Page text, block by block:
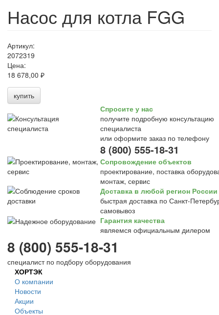
Насос для котла FGG
Артикул:
2072319
Цена:
18 678,00 ₽
купить
Спросите у нас
получите подробную консультацию
специалиста
или оформите заказ по телефону
8 (800) 555-18-31
Сопровождение объектов
проектирование, поставка
монтаж, сервис
Доставка в любой регион России
быстрая доставка по Санкт-
самовывоз
Гарантия качества
являемся официальным дилером
8 (800) 555-18-31
специалист по подбору оборудования
ХОРТЭК
О компании
Новости
Акции
Объекты